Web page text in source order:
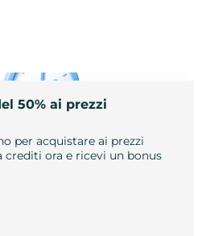
50% ai prezzi
per acquistare ai prezzi
crediti ora e ricevi un bonus